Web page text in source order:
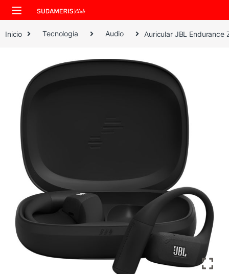
Skip to navigation
Skip to content
Inicio Tecnología Audio ​Auricular JBL Endurance